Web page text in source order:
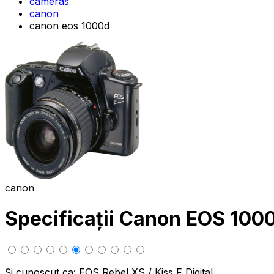
canon
canon eos 1000d
canon
Specificații Canon EOS